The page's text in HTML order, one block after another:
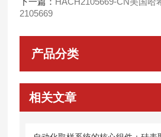
2105669
产品分类
相关文章